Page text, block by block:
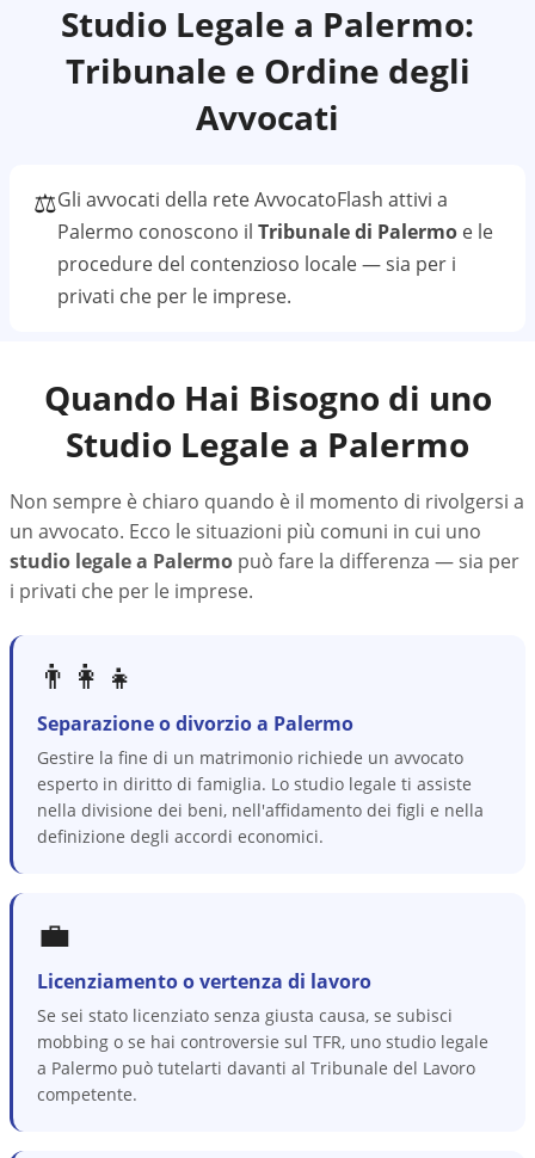
Studio Legale a Palermo:
Tribunale e Ordine degli
Avvocati
⚖️Gli avvocati della rete AvvocatoFlash attivi a
Palermo conoscono il Tribunale di Palermo e le
procedure del contenzioso locale — sia per i
privati che per le imprese.
Quando Hai Bisogno di uno
Studio Legale a Palermo
Non sempre è chiaro quando è il momento di rivolgersi a
un avvocato. Ecco le situazioni più comuni in cui uno
studio legale a Palermo può fare la differenza — sia per
i privati che per le imprese.
👨‍👩‍👧
Separazione o divorzio a Palermo
Gestire la fine di un matrimonio richiede un avvocato
esperto in diritto di famiglia. Lo studio legale ti assiste
nella divisione dei beni, nell'affidamento dei figli e nella
definizione degli accordi economici.
💼
Licenziamento o vertenza di lavoro
Se sei stato licenziato senza giusta causa, se subisci
mobbing o se hai controversie sul TFR, uno studio legale
a Palermo può tutelarti davanti al Tribunale del Lavoro
competente.